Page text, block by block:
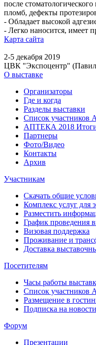
после
пломб, дефекты
- Обладает высокой
- Легко наносится, имеет
Карта сайта
2-5 декабря 2019
ЦВК "Экспоцентр"
О выставке
Организаторы
Где и когда
Разделы выставки
Список участников
АПТЕКА 2018
Партнеры
Фото/Видео
Контакты
Архив
Участникам
Скачать общие
Комплекс услуг для
Разместить
График проведения
Визовая поддержка
Проживание и
Доставка
Посетителям
Часы работы
Список участников
Размещение в
Подписка на новости
Форум
Презентации